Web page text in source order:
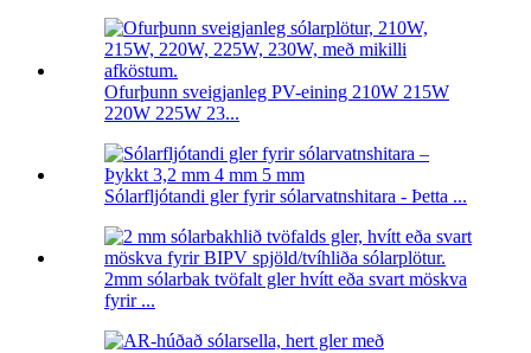
Ofurþunn sveigjanleg PV-eining 210W 215W
220W 225W 23...
Sólarfljótandi gler fyrir sólarvatnshitara - Þetta ...
2mm sólarbak tvöfalt gler hvítt eða svart möskva
fyrir ...